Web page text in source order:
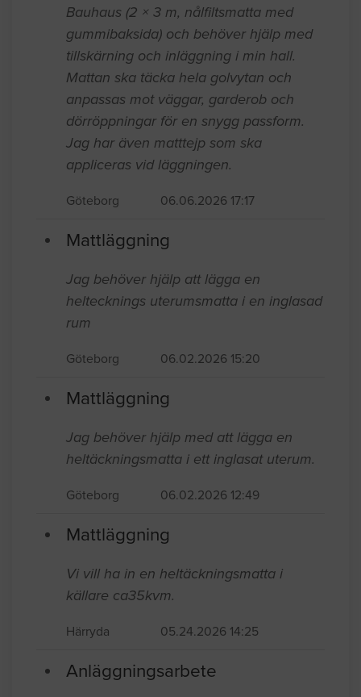
Bauhaus (2 × 3 m, nålfiltsmatta med
gummibaksida) och behöver hjälp med
tillskärning och inläggning i min hall.
Mattan ska täcka hela golvytan och
anpassas mot väggar, garderob och
dörröppningar för en snygg passform.
Jag har även matttejp som ska
appliceras vid läggningen.
Göteborg 06.06.2026 17:17
Mattläggning
Jag behöver hjälp att lägga en
heltecknings uterumsmatta i en inglasad
rum
Göteborg 06.02.2026 15:20
Mattläggning
Jag behöver hjälp med att lägga en
heltäckningsmatta i ett inglasat uterum.
Göteborg 06.02.2026 12:49
Mattläggning
Vi vill ha in en heltäckningsmatta i
källare ca35kvm.
Härryda 05.24.2026 14:25
Anläggningsarbete